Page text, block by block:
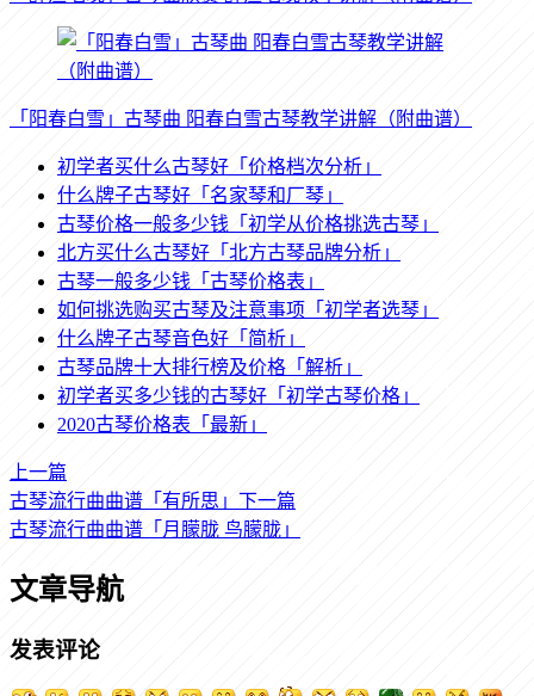
「阳春白雪」古琴曲 阳春白雪古琴教学讲解（附曲谱）
初学者买什么古琴好「价格档次分析」
什么牌子古琴好「名家琴和厂琴」
古琴价格一般多少钱「初学从价格挑选古琴」
北方买什么古琴好「北方古琴品牌分析」
古琴一般多少钱「古琴价格表」
如何挑选购买古琴及注意事项「初学者选琴」
什么牌子古琴音色好「简析」
古琴品牌十大排行榜及价格「解析」
初学者买多少钱的古琴好「初学古琴价格」
2020古琴价格表「最新」
上一篇
古琴流行曲曲谱「有所思」 下一篇
古琴流行曲曲谱「月朦胧 鸟朦胧」
文章导航
发表评论